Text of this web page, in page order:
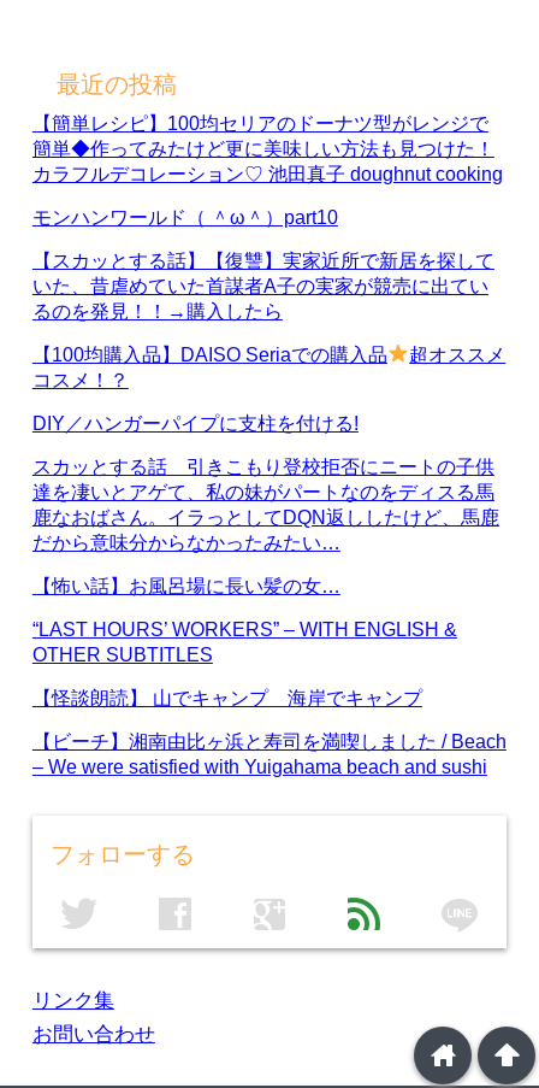
最近の投稿
【簡単レシピ】100均セリアのドーナツ型がレンジで
簡単◆作ってみたけど更に美味しい方法も見つけた！
カラフルデコレーション♡ 池田真子 doughnut cooking
モンハンワールド（ ＾ω＾）part10
【スカッとする話】【復讐】実家近所で新居を探して
いた、昔虐めていた首謀者A子の実家が競売に出てい
るのを発見！！→購入したら
【100均購入品】DAISO Seriaでの購入品
超オススメ
コスメ！？
DIY／ハンガーパイプに支柱を付ける!
スカッとする話 引きこもり登校拒否にニートの子供
達を凄いとアゲて、私の妹がパートなのをディスる馬
鹿なおばさん。イラっとしてDQN返ししたけど、馬鹿
だから意味分からなかったみたい…
【怖い話】お風呂場に長い髪の女…
“LAST HOURS’ WORKERS” – WITH ENGLISH &
OTHER SUBTITLES
【怪談朗読】 山でキャンプ 海岸でキャンプ
【ビーチ】湘南由比ヶ浜と寿司を満喫しました / Beach
– We were satisfied with Yuigahama beach and sushi
フォローする
twitter facebook google feed line
リンク集
お問い合わせ
arrowup
home